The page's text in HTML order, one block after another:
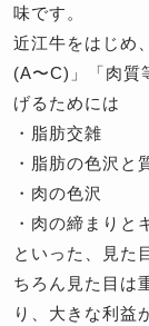
味です。
近江牛をはじめ
(A〜C)」「肉質
げるためには
・脂肪交雑
・脂肪の色沢と
・肉の色沢
・肉の締まりと
といった、見た
ちろん見た目は
り、大きな利益